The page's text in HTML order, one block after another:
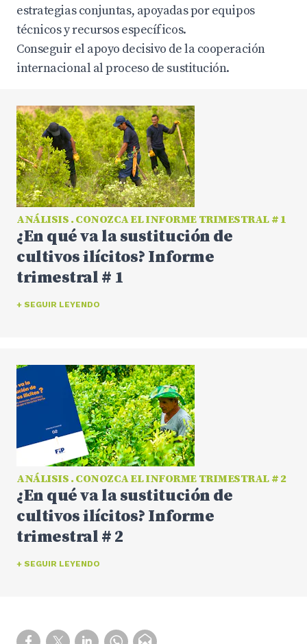
estrategias conjuntas, apoyadas por equipos
técnicos y recursos específicos.
Conseguir el apoyo decisivo de la cooperación
internacional al proceso de sustitución.
ANÁLISIS . CONOZCA EL INFORME TRIMESTRAL # 1
¿En qué va la sustitución de
cultivos ilícitos? Informe
trimestral # 1
+ SEGUIR LEYENDO
ANÁLISIS . CONOZCA EL INFORME TRIMESTRAL # 2
¿En qué va la sustitución de
cultivos ilícitos? Informe
trimestral # 2
+ SEGUIR LEYENDO